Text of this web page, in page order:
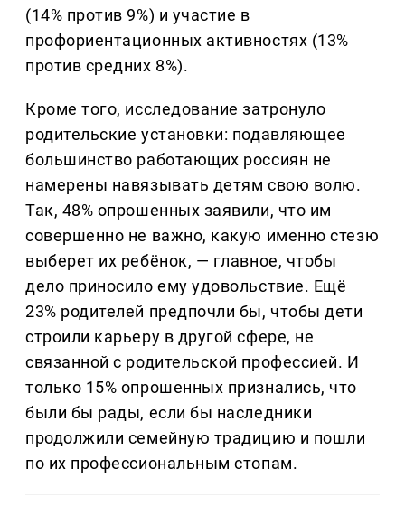
(14% против 9%) и участие в
профориентационных активностях (13%
против средних 8%).
Кроме того, исследование затронуло
родительские установки: подавляющее
большинство работающих россиян не
намерены навязывать детям свою волю.
Так, 48% опрошенных заявили, что им
совершенно не важно, какую именно стезю
выберет их ребёнок, — главное, чтобы
дело приносило ему удовольствие. Ещё
23% родителей предпочли бы, чтобы дети
строили карьеру в другой сфере, не
связанной с родительской профессией. И
только 15% опрошенных признались, что
были бы рады, если бы наследники
продолжили семейную традицию и пошли
по их профессиональным стопам.